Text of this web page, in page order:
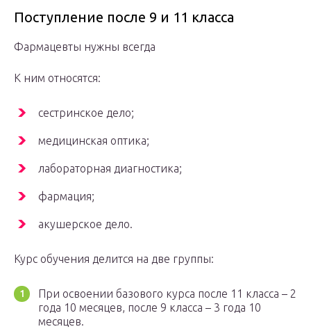
Поступление после 9 и 11 класса
Фармацевты нужны всегда
К ним относятся:
сестринское дело;
медицинская оптика;
лабораторная диагностика;
фармация;
акушерское дело.
Курс обучения делится на две группы:
При освоении базового курса после 11 класса – 2
года 10 месяцев, после 9 класса – 3 года 10
месяцев.